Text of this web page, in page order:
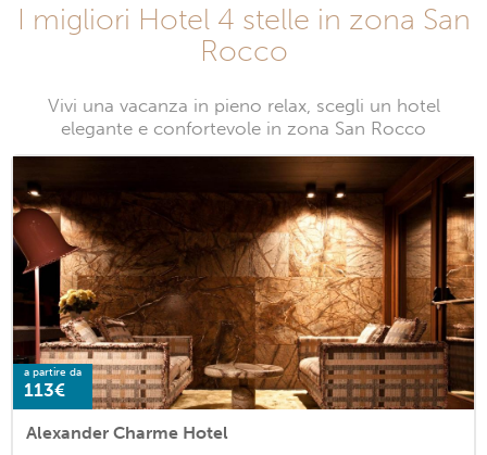
I migliori Hotel 4 stelle in zona San
Rocco
Vivi una vacanza in pieno relax, scegli un hotel
elegante e confortevole in zona San Rocco
a partire da
113€
Alexander Charme Hotel